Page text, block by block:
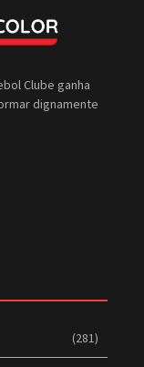
Clube ganha
dignamente
(281)